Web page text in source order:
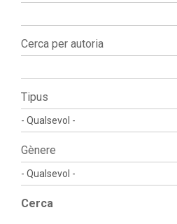
Cerca per autoria
Tipus
Gènere
Cerca